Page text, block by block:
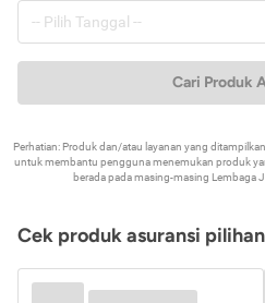
Cari Produk
Perhatian: Produk dan/atau layanan yang
untuk membantu pengguna menemukan produk
berada pada masing-masing Lembaga
Cek produk asuransi